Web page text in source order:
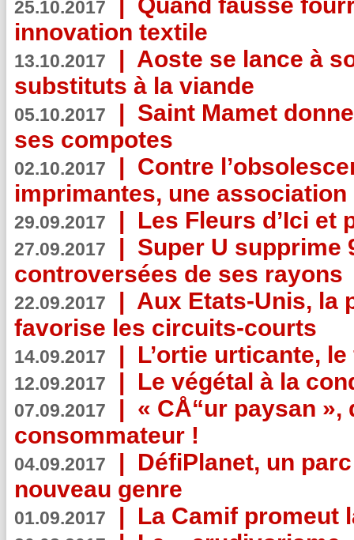
25.10.2017
innovation textile
13.10.2017 | Aoste se lance à
substituts à la viande
05.10.2017 | Saint Mamet
ses compotes
02.10.2017 | Contre
imprimantes, une
29.09.2017 | Les Fleurs d’Ici et
27.09.2017 | Super U supprime
controversées de ses rayons
22.09.2017 | Aux Etats-Unis, la
favorise les circuits-courts
14.09.2017 | L’ortie urticante,
12.09.2017 | Le végétal à la
07.09.2017 | « CÅ“ur paysan
consommateur !
04.09.2017 | DéfiPlanet, un
nouveau genre
01.09.2017 | La Camif promeut